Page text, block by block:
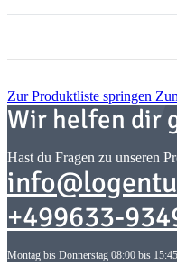
Zur Produktliste springen
Wir helfen dir
Hast du Fragen zu unseren
+499633-
Montag bis Donnerstag 08:00 bis